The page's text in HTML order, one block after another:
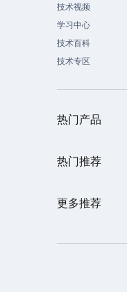
技术视频
学习中心
技术百科
技术专区
热门产品
热门推荐
更多推荐